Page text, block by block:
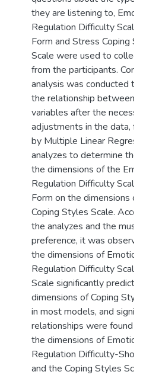
they are listening to,
Regulation Difficulty
Form and Stress Coping
Scale were used to
from the participants.
analysis was conducted to
the relationship between
variables after the
adjustments in the data,
by Multiple Linear
analyzes to determine the
the dimensions of the
Regulation Difficulty
Form on the dimensions
Coping Styles Scale.
the analyzes and the music
preference, it was
the dimensions of Emotion
Regulation Difficulty
Scale significantly
dimensions of Coping
in most models, and
relationships were found
the dimensions of Emotion
Regulation Difficulty-
and the Coping Styles